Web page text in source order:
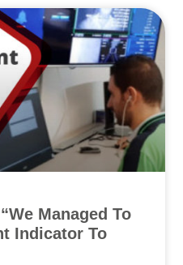
Managed To
Indicator To